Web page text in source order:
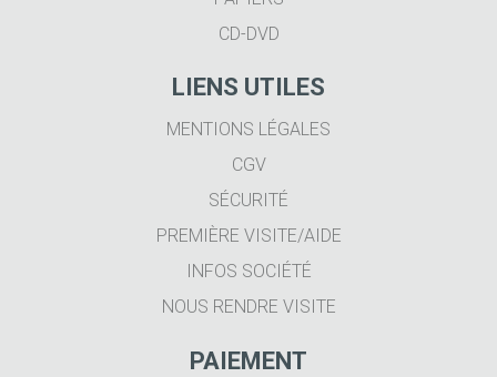
CD-DVD
LIENS UTILES
MENTIONS LÉGALES
CGV
SÉCURITÉ
PREMIÈRE VISITE/AIDE
INFOS SOCIÉTÉ
NOUS RENDRE VISITE
PAIEMENT